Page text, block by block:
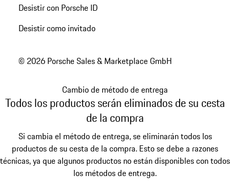
Desistir con Porsche ID
Desistir como invitado
© 2026 Porsche Sales & Marketplace GmbH
Cambio de método de entrega
Todos los productos serán eliminados de su cesta
de la compra
Si cambia el método de entrega, se eliminarán todos los
productos de su cesta de la compra. Esto se debe a razones
técnicas, ya que algunos productos no están disponibles con todos
los métodos de entrega.